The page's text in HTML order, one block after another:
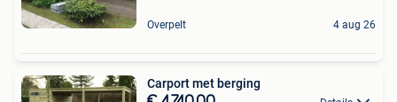
Overpelt 4 aug 26
Carport met berging